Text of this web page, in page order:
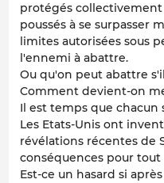
protégés
poussés à se surpasser
limites autorisées sous
l'ennemi à abattre.
Ou qu'on peut abattre
Comment devient-on
Il est temps que chacun
Les Etats-Unis ont
révélations récentes de
conséquences pour tout
Est-ce un hasard si